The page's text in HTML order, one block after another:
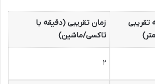
تقریبی
زمان تقریبی (دقیقه با
تاکسی/ماشین)
۲